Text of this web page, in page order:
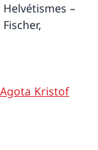
–
Kristof